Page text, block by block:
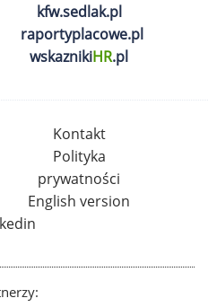
kfw.sedlak.pl
raportyplacowe.pl
wskaznikiHR.pl
Kontakt
Polityka
prywatności
English version